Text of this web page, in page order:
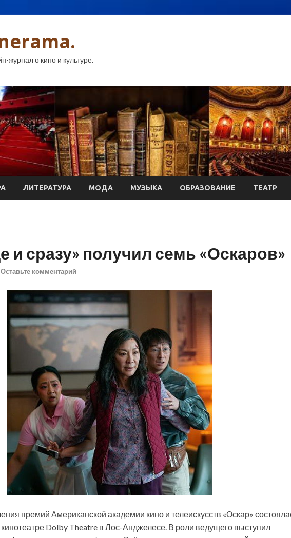
журнал о кино и культуре.
ЛИТЕРАТУРА МОДА МУЗЫКА ОБРАЗОВАНИЕ ТЕАТР
и сразу» получил семь «Оскаров»
Оставьте комментарий
премий Американской академии кино и телеискусств «Оскар»
кинотеатре Dolby Theatre в Лос-Анджелесе. В роли ведущего выступил